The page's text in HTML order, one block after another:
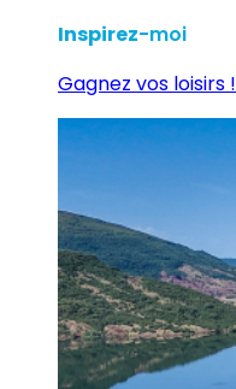
Inspirez-moi
Gagnez vos loisirs !